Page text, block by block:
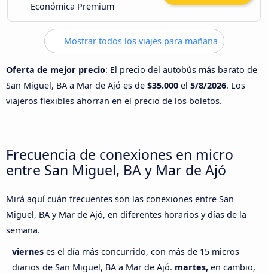
Económica Premium
Mostrar todos los viajes para mañana
Oferta de mejor precio: El precio del autobús más barato de
San Miguel, BA a Mar de Ajó es de $35.000 el 5/8/2026. Los
viajeros flexibles ahorran en el precio de los boletos.
Frecuencia de conexiones en micro
entre San Miguel, BA y Mar de Ajó
Mirá aquí cuán frecuentes son las conexiones entre San
Miguel, BA y Mar de Ajó, en diferentes horarios y días de la
semana.
viernes es el día más concurrido, con más de 15 micros
diarios de San Miguel, BA a Mar de Ajó. martes, en cambio,